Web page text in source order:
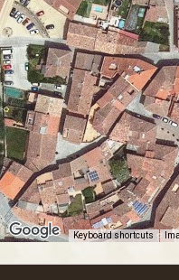
Keyboard shortcuts